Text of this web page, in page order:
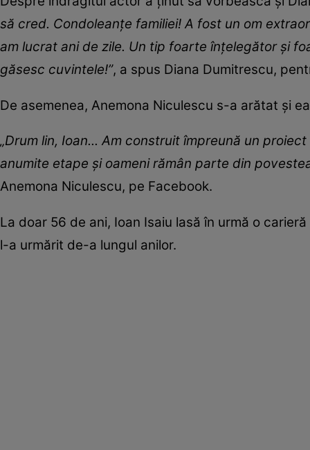
să cred. Condoleanțe familiei! A fost un om
am lucrat ani de zile. Un tip foarte înțelegător și
găsesc cuvintele!”, a spus Diana Dumitrescu,
De asemenea, Anemona Niculescu s-a arătat și
„Drum lin, Ioan... Am construit împreună un
anumite etape și oameni rămân parte din
Anemona Niculescu, pe Facebook.
La doar 56 de ani, Ioan Isaiu lasă în urmă o
l-a urmărit de-a lungul anilor.